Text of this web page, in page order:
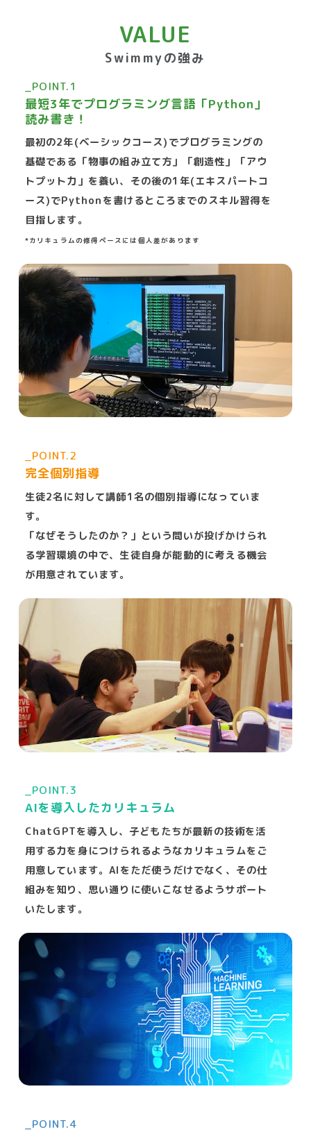
VALUE
Swimmyの強み
_POINT.1
最短3年でプログラミング言語「Python」
読み書き！
最初の2年(ベーシックコース)でプログラミングの
基礎である「物事の組み立て方」「創造性」「アウ
トプット力」を養い、その後の1年(エキスパートコ
ース)でPythonを書けるところまでのスキル習得を
目指します。
*カリキュラムの修得ペースには個人差があります
_POINT.2
完全個別指導
生徒2名に対して講師1名の個別指導になっていま
す。
「なぜそうしたのか？」という問いが投げかけられ
る学習環境の中で、生徒自身が能動的に考える機会
が用意されています。
_POINT.3
AIを導入したカリキュラム
ChatGPTを導入し、子どもたちが最新の技術を活
用する力を身につけられるようなカリキュラムをご
用意しています。AIをただ使うだけでなく、その仕
組みを知り、思い通りに使いこなせるようサポート
いたします。
_POINT.4